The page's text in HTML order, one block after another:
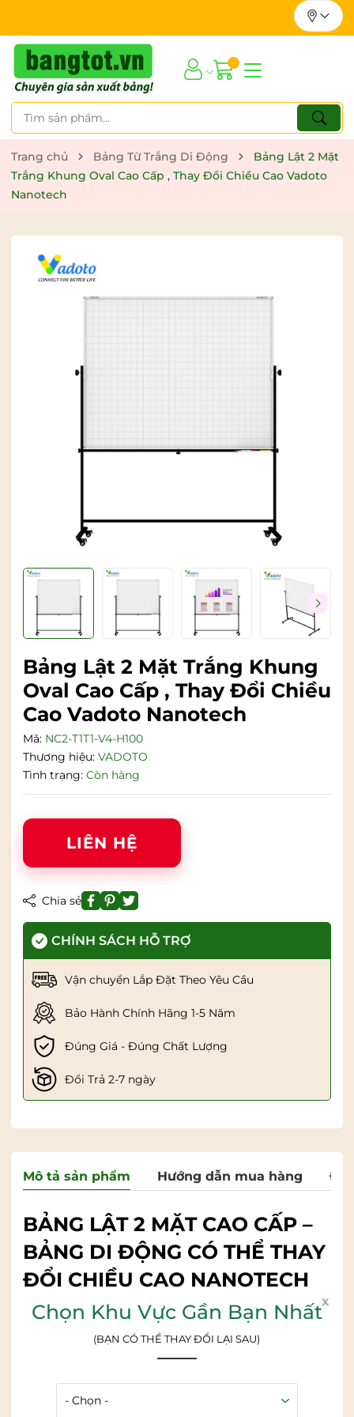
Trang chủ Bảng Từ Trắng Di Động
Bảng Lật 2 Mặt
Trắng Khung Oval Cao Cấp , Thay Đổi Chiều Cao Vadoto
Nanotech
Bảng Lật 2 Mặt Trắng Khung
Oval Cao Cấp , Thay Đổi Chiều
Cao Vadoto Nanotech
Mã: NC2-T1T1-V4-H100
Thương hiệu: VADOTO
Tình trạng: Còn hàng
LIÊN HỆ
Chia sẻ
CHÍNH SÁCH HỖ TRỢ
Vận chuyển Lắp Đặt Theo Yêu Cầu
Bảo Hành Chính Hãng 1-5 Năm
Đúng Giá - Đúng Chất Lượng
Đổi Trả 2-7 ngày
Mô tả sản phẩm Hướng dẫn mua hàng
BẢNG LẬT 2 MẶT CAO CẤP –
BẢNG DI ĐỘNG CÓ THỂ THAY
ĐỔI CHIỀU CAO NANOTECH
Bảng lật 2 mặt trắng đang là dòng bảng được ưa
chuộng nhiều nhất tại các văn phòng hay trung tâm
đào tạo hiện nay. Bảng lật có hai mặt sẽ giúp nhân đôi
diện tích sử dụng và tăng hiệu quả công việc. Thế
lệch lớn, khi viết phải cúi xuống hoặc nhớn người lên
x
Chọn Khu Vực Gần Bạn Nhất
(BẠN CÓ THỂ THAY ĐỔI LẠI SAU)